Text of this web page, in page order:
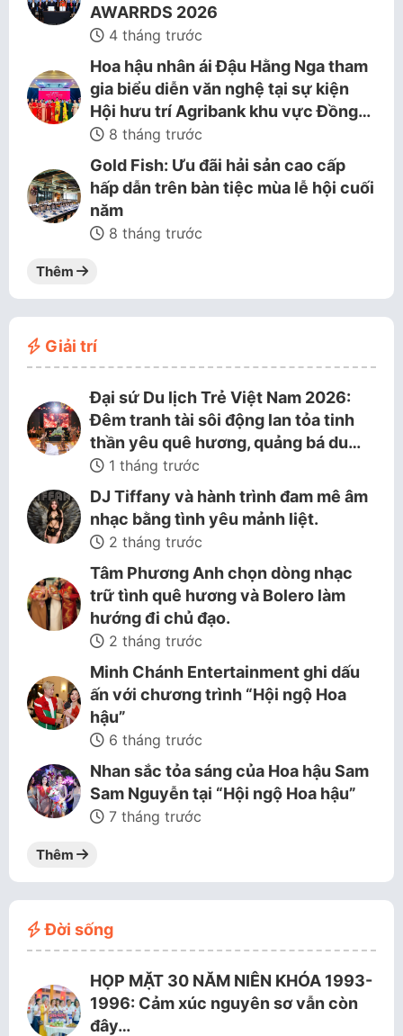
AWARRDS 2026
4 tháng trước
Hoa hậu nhân ái Đậu Hằng Nga tham
gia biểu diễn văn nghệ tại sự kiện
Hội hưu trí Agribank khu vực Đồng…
8 tháng trước
Gold Fish: Ưu đãi hải sản cao cấp
hấp dẫn trên bàn tiệc mùa lễ hội cuối
năm
8 tháng trước
Thêm
Giải trí
Đại sứ Du lịch Trẻ Việt Nam 2026:
Đêm tranh tài sôi động lan tỏa tinh
thần yêu quê hương, quảng bá du…
1 tháng trước
DJ Tiffany và hành trình đam mê âm
nhạc bằng tình yêu mảnh liệt.
2 tháng trước
Tâm Phương Anh chọn dòng nhạc
trữ tình quê hương và Bolero làm
hướng đi chủ đạo.
2 tháng trước
Minh Chánh Entertainment ghi dấu
ấn với chương trình “Hội ngộ Hoa
hậu”
6 tháng trước
Nhan sắc tỏa sáng của Hoa hậu Sam
Sam Nguyễn tại “Hội ngộ Hoa hậu”
7 tháng trước
Thêm
Đời sống
HỌP MẶT 30 NĂM NIÊN KHÓA 1993-
1996: Cảm xúc nguyên sơ vẫn còn
đây…